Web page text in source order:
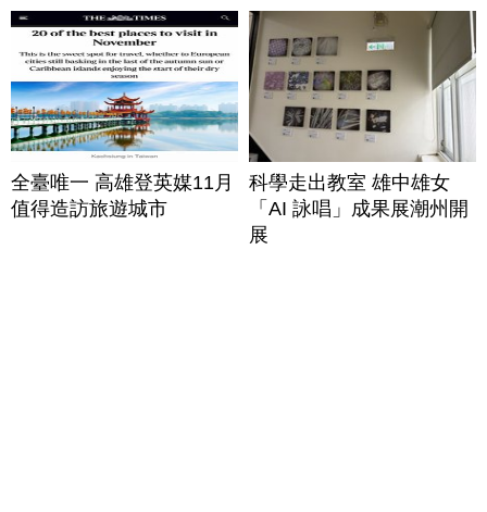
全臺唯一 高雄登英媒11月
值得造訪旅遊城市
科學走出教室 雄中雄女
「AI 詠唱」成果展潮州開
展